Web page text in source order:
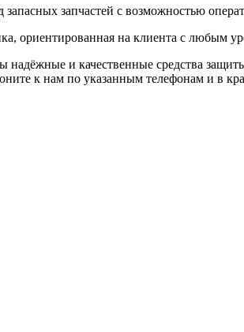
запчастей с возможностью
ориентированная на клиента с любым
надёжные и качественные средства
к нам по указанным телефонам и в